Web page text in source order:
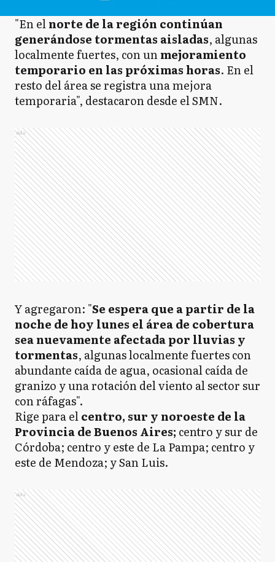
"En elnorte de la región continúan
generándose tormentas aisladas, algunas
localmente fuertes, con unmejoramiento
temporario en las próximas horas. En el
resto del área se registra una mejora
temporaria", destacaron desde el SMN.
Ads
Y agregaron: "Se espera que a partir de la
noche de hoy lunes el área de cobertura
sea nuevamente afectada por lluvias y
tormentas, algunas localmente fuertes con
abundante caída de agua, ocasional caída de
granizo y una rotación del viento al sector sur
con ráfagas".
Rige para elcentro, sur y noroeste de la
Provincia de Buenos Aires; centro y sur de
Córdoba; centro y este de La Pampa; centro y
este de Mendoza; y San Luis.
Ads